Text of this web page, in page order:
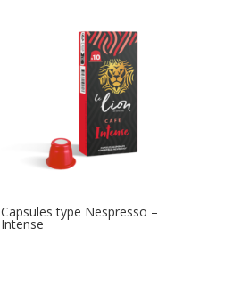
Capsules type Nespresso –
Intense